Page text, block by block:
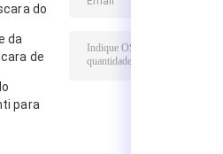
do
da
de
para